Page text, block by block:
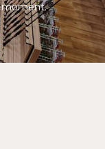
moment.